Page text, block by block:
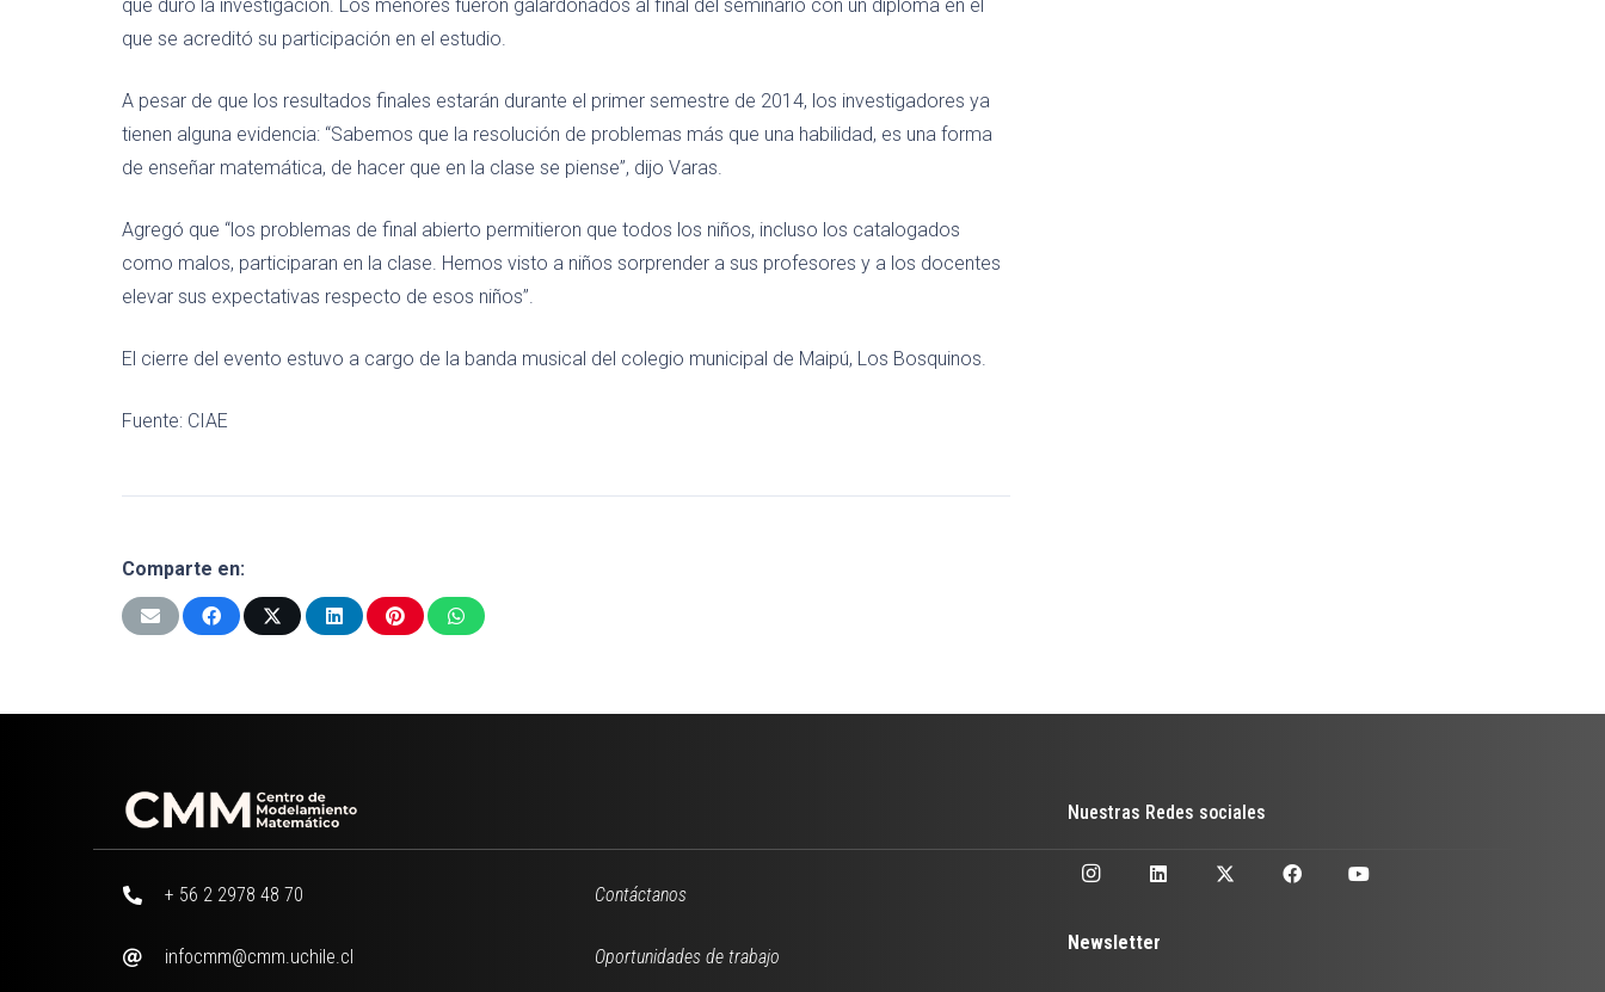
que duró la investigación. Los menores fueron galardonados al final del seminario con un diploma en el
que se acreditó su participación en el estudio.
A pesar de que los resultados finales estarán durante el primer semestre de 2014, los investigadores ya
tienen alguna evidencia: “Sabemos que la resolución de problemas más que una habilidad, es una forma
de enseñar matemática, de hacer que en la clase se piense”, dijo Varas.
Agregó que “los problemas de final abierto permitieron que todos los niños, incluso los catalogados
como malos, participaran en la clase. Hemos visto a niños sorprender a sus profesores y a los docentes
elevar sus expectativas respecto de esos niños”.
El cierre del evento estuvo a cargo de la banda musical del colegio municipal de Maipú, Los Bosquinos.
Fuente: CIAE
Comparte en:
Nuestras Redes sociales
+ 56 2 2978 48 70
infocmm@cmm.uchile.cl
Contáctanos
Oportunidades de trabajo
Newsletter